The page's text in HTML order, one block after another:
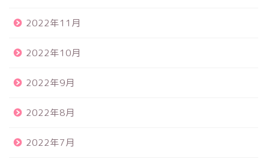
2022年11月
2022年10月
2022年9月
2022年8月
2022年7月